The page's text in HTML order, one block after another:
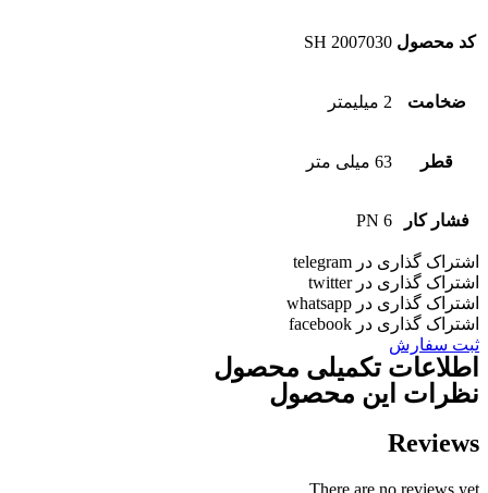
کد محصول SH 2007030
ضخامت
قطر 63 میلی متر
فشار کار PN 6
اشتراک گذاری در telegram
اشتراک گذاری در twitter
اشتراک گذاری در whatsapp
اشتراک گذاری در facebook
ثبت سفارش
اطلاعات تکمیلی محصول
نظرات این محصول
Reviews
There are no reviews yet.